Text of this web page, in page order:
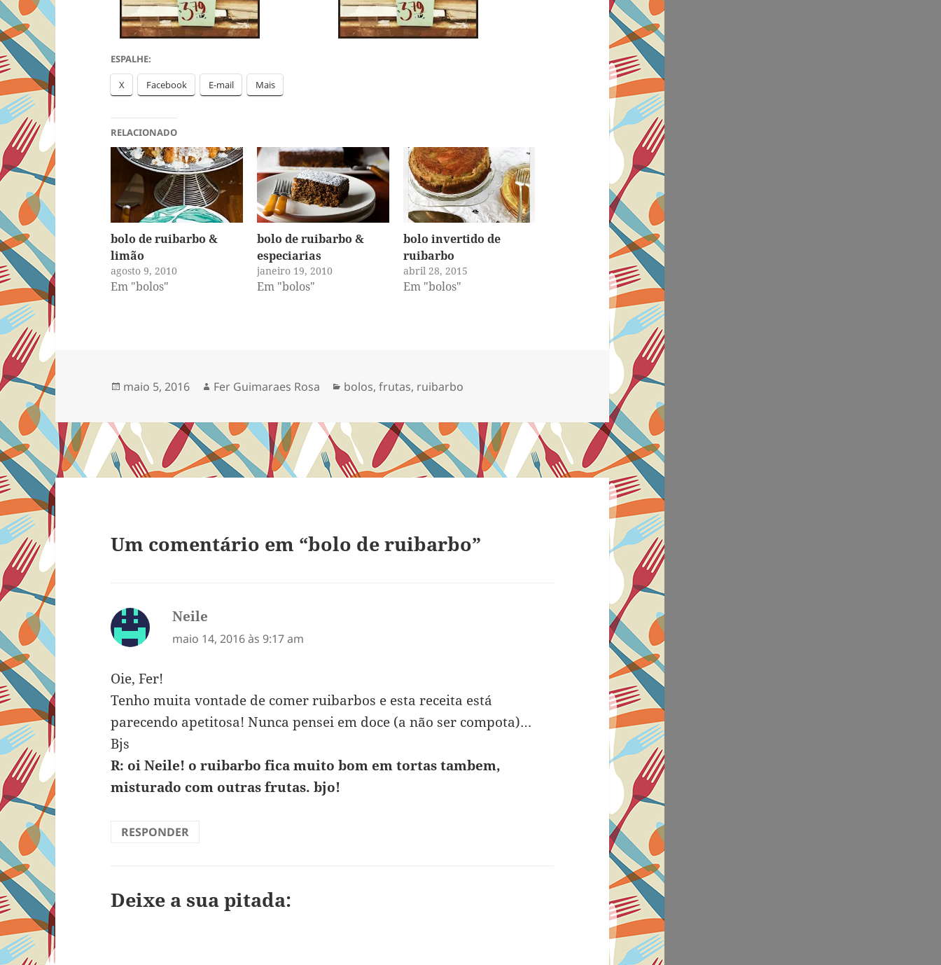
ESPALHE:
X Facebook E-mail Mais
RELACIONADO
bolo de ruibarbo &
limão
agosto 9, 2010
Em "bolos"
bolo de ruibarbo &
especiarias
janeiro 19, 2010
Em "bolos"
bolo invertido de
ruibarbo
abril 28, 2015
Em "bolos"
Publicado
maio 5, 2016 Autor
Fer Guimaraes Rosa Categorias
bolos,frutas, ruibarbo
Um comentário em “bolo de ruibarbo”
Neile
maio 14, 2016 às 9:17 am
Oie, Fer!
Tenho muita vontade de comer ruibarbos e esta receita está
parecendo apetitosa! Nunca pensei em doce (a não ser compota)…
Bjs
R: oi Neile! o ruibarbo fica muito bom em tortas tambem,
misturado com outras frutas. bjo!
RESPONDER
Deixe a sua pitada: